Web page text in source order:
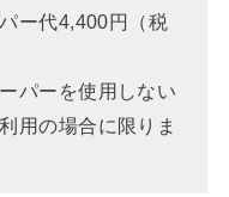
ー代4,400円（税
パーを使用しない
用の場合に限りま